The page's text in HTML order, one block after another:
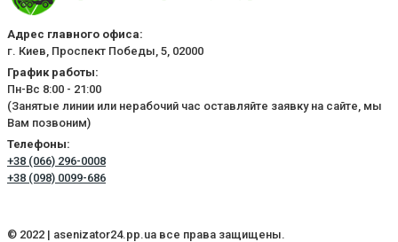
Адрес главного офиса:
г. Киев, Проспект Победы, 5, 02000
График работы:
Пн-Вс 8:00 - 21:00
(Занятые линии или нерабочий час оставляйте заявку на сайте, мы
Вам позвоним)
Телефоны:
+38 (066) 296-0008
+38 (098) 0099-686
© 2022 | asenizator24.pp.ua все права защищены.